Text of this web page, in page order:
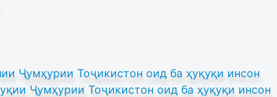
Ҷумҳурии Тоҷикистон оид ба ҳуқуқи инсон
Ҷумҳурии Тоҷикистон оид ба ҳуқуқи инсон